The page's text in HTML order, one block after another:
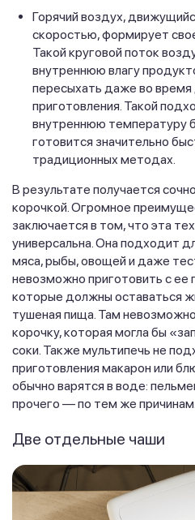
Горячий воздух,
скоростью, формирует
Такой круговой поток
внутреннюю влагу
пересыхать даже во время
приготовления. Такой
внутреннюю температуру
готовится значительно
традиционных методах.
В результате получается
корочкой. Огромное
заключается в том, что эта
универсальна. Она подходит
мяса, рыбы, овощей и даже
невозможно приготовить с
которые должны оставаться
тушеная пища. Там
корочку, которая могла бы
соки. Также мультипечь не
приготовления макарон или
обычно варятся в воде:
прочего — по тем же причинам.
Две отдельные чаши